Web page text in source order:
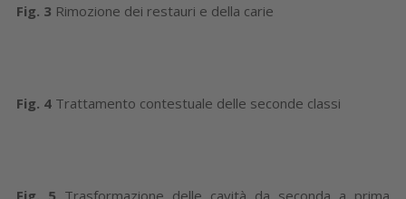
Fig. 3 Rimozione dei restauri e della carie
Fig. 4 Trattamento contestuale delle seconde classi
Fig. 5 Trasformazione delle cavità da seconda a prima